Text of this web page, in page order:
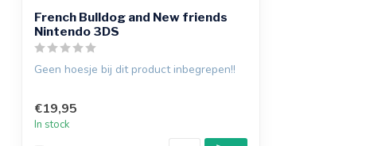
French Bulldog and New friends
Nintendo 3DS
Geen hoesje bij dit product inbegrepen!!
€19,95
In stock